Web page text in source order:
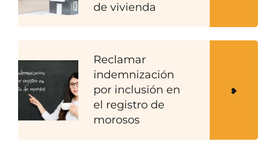
de vivienda
Reclamar
indemnización
por inclusión en
el registro de
morosos